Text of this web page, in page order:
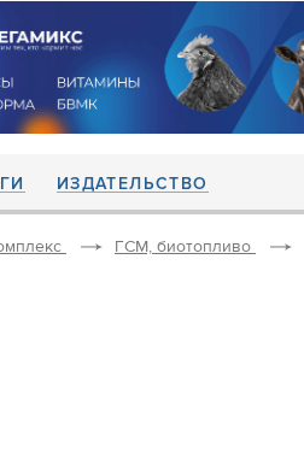
ИЗДАТЕЛЬСТВО
ГСМ, биотопливо